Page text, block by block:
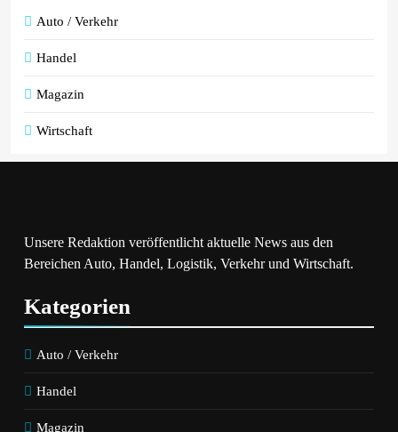
Auto / Verkehr
Handel
Magazin
Wirtschaft
Unsere Redaktion veröffentlicht aktuelle News aus den
Bereichen Auto, Handel, Logistik, Verkehr und Wirtschaft.
Kategorien
Auto / Verkehr
Handel
Magazin